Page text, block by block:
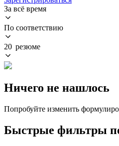
За всё время
По соответствию
20 резюме
Ничего не нашлось
Попробуйте изменить
Быстрые фильтры